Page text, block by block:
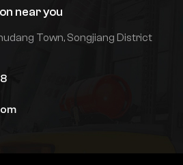
near you
Town, Songjiang District